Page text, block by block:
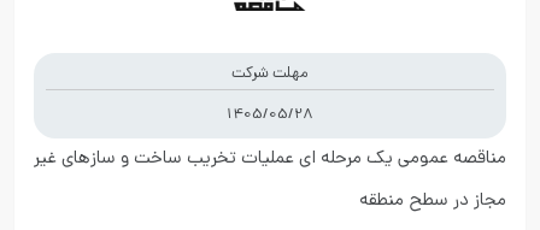
مهلت شرکت
1405/05/28
مناقصه عمومی یک مرحله ای عملیات تخریب ساخت و سازهای غیر
مجاز در سطح منطقه